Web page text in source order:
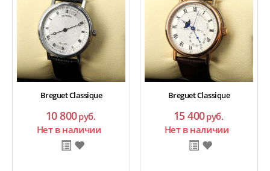
Breguet Classique
10 800руб.
Нет в наличии
Breguet Classique
15 400руб.
Нет в наличии